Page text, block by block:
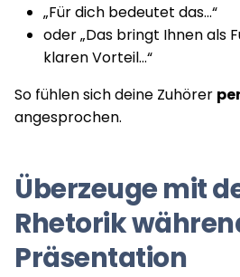
„Für dich bedeutet das...“
oder „Das bringt Ihnen als
klaren Vorteil…“
So fühlen sich deine Zuhörer
angesprochen.
Überzeuge mit
Rhetorik
Präsentation